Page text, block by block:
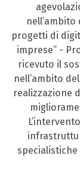
progetti di
imprese” -
ricevuto il
nell’ambito
realizzazione
specialistiche